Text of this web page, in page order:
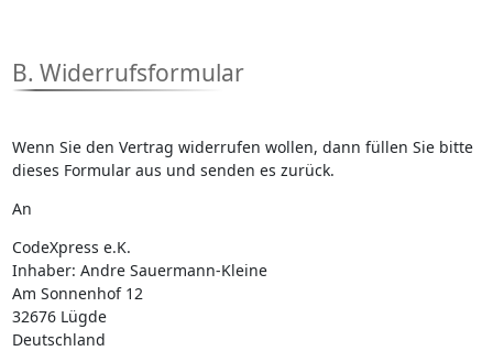
B. Widerrufsformular
Wenn Sie den Vertrag widerrufen wollen, dann füllen Sie bitte
dieses Formular aus und senden es zurück.
An
CodeXpress e.K.
Inhaber: Andre Sauermann-Kleine
Am Sonnenhof 12
32676 Lügde
Deutschland